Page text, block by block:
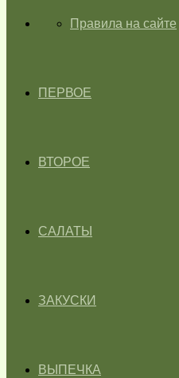
ГЛАВНАЯПравила на сайте
ПЕРВОЕ
ВТОРОЕ
САЛАТЫ
ЗАКУСКИ
ВЫПЕЧКА